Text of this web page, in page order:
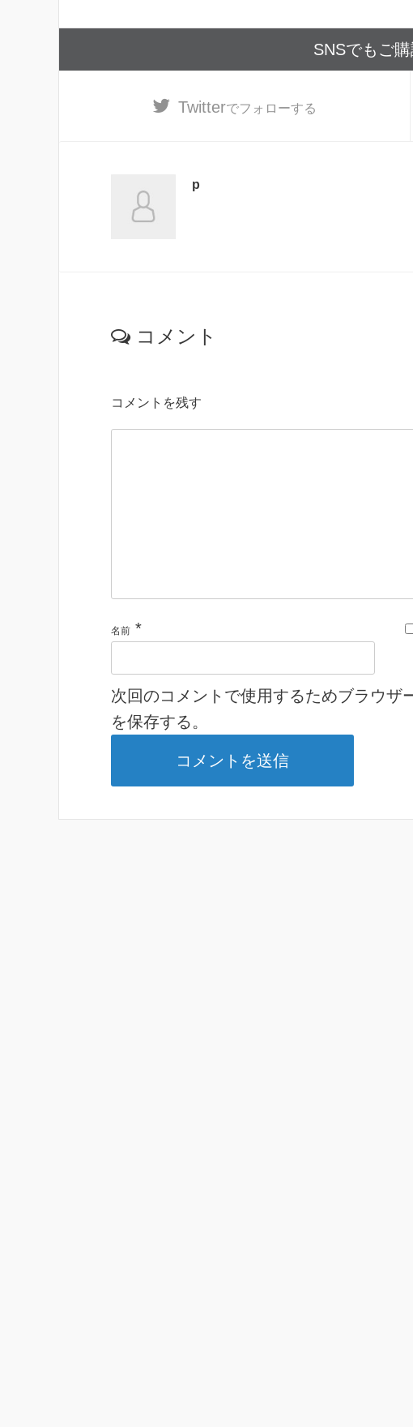
SNSでもご購
Twitterでフォローする
p
コメント
コメントを残す
名前 *
次回のコメントで使用するためブラウザ
を保存する。